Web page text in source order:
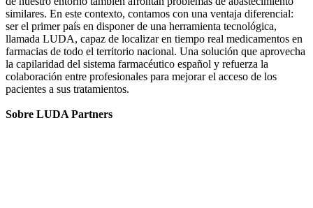
similares. En este contexto, contamos con una ventaja diferencial:
ser el primer país en disponer de una herramienta tecnológica,
llamada LUDA, capaz de localizar en tiempo real medicamentos en
farmacias de todo el territorio nacional. Una solución que aprovecha
la capilaridad del sistema farmacéutico español y refuerza la
colaboración entre profesionales para mejorar el acceso de los
pacientes a sus tratamientos.
Sobre LUDA Partners